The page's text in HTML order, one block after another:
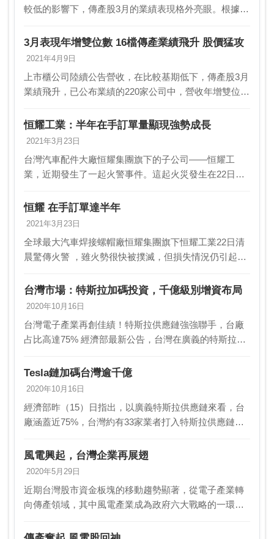
較低的影響下，傳產股3月的業績表現格外亮眼。根據已
143家，其中，高興昌、申豐、宏益等16檔個股股…
3月表現年增雙位數 16檔傳產業績飛升 股價猛攻
2021年4月9日
上市櫃公司陸續公告營收，在比較基期低下，傳產股3月
業績飛升，已公布業績的220家公司中，營收年增雙位數
個股，8日股價攻勢猛烈。3月傳產績優股，包…
恒耀工業：半年在手訂單量顯現強勢成長
2021年3月23日
台灣汽車配件大廠恒耀集團旗下的子公司——恒耀工
業，近期發生了一起火警事件。這起火災發生在22日清
泛關注。據恒耀（8349）透露，火災的起點位於扣件代
工…
恒耀 在手訂單達半年
2021年3月23日
全球最大汽車焊接螺帽廠恒耀集團旗下恒耀工業22日清
晨驚傳火警 ，雖火勢很快被撲滅，但損失情況仍引起市
代工焊接產線部份，並沒有危及主要製 程，不影…
台灣市場：特斯拉加碼投資，千億級別增資布局
2020年10月16日
台灣電子產業再創佳績！特斯拉供應鏈強強聯手，台廠
占比高達75% 經濟部最新公告，台灣在廣義的特斯拉供
者成功打入特斯拉的供應鏈。其中，更有15家廠商…
Tesla鏈加碼台灣逾千億
2020年10月16日
經濟部昨（15）日指出，以廣義特斯拉供應鏈來看，台
廠涵蓋近75%，台灣約有33家業者打入特斯拉供應鏈；
逾1,000億元。經濟部昨日在行政院會報告「投…
風電興起，台灣企業再展翅
2020年5月29日
近期台灣股市資金板塊的移動趨勢顯著，從電子產業轉
向傳產領域，其中風電產業成為政府六大戰略的一環，
在這波風潮中，世紀鋼（9958）及中興電（1513）兩…